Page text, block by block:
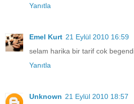
Yanıtla
Emel Kurt 21 Eylül 2010 16:59
selam harika bir tarif cok
Yanıtla
Unknown 21 Eylül 2010 18:57